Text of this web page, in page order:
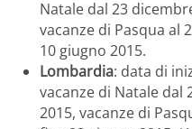
Natale dal 23
vacanze di Pasqua al
10 giugno 2015.
Lombardia: data di
vacanze di Natale dal
2015, vacanze di